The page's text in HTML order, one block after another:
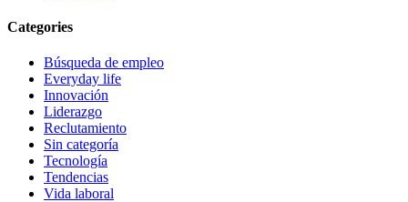
Categories
Búsqueda de empleo
Everyday life
Innovación
Liderazgo
Reclutamiento
Sin categoría
Tecnología
Tendencias
Vida laboral